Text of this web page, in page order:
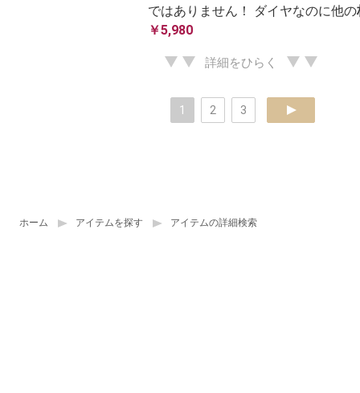
ホーム アイテムを探す アイテムの詳細検索
ではありません！ ダイヤなのに他の
￥5,980
詳細をひらく
1 2 3 next